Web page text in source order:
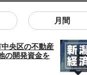
月間
央区の不動産
の開発資金を